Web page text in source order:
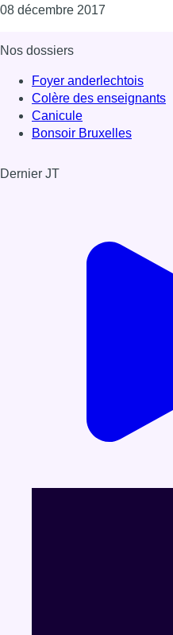
08 décembre 2017
Nos dossiers
Foyer anderlechtois
Colère des enseignants
Canicule
Bonsoir Bruxelles
Dernier JT